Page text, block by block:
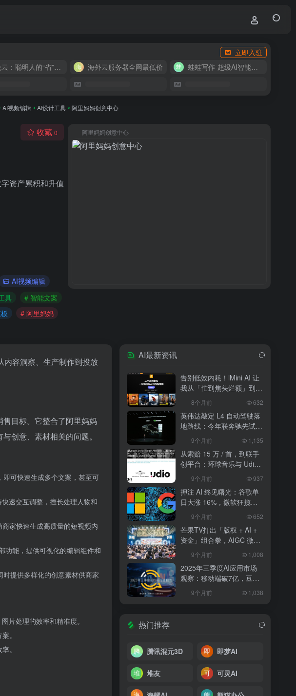
立即入驻
奇兔云：聪明人的“省”钱计划！ 海外云服务器全网最低价 蛙蛙写作-超级AI智能写作助手
AI视频编辑 • AI设计工具 • 阿里妈妈创意中心
收藏 0
资产累积和升值
AI视频编辑
具
# 智能文案
# 阿里妈妈
阿里妈妈创意中心
内容洞察、生产制作到投放
目标。它整合了阿里妈妈
创意、素材相关的问题。
即可快速生成多个文案，甚至可
速交互调整，擅长处理人物和
家快速生成高质量的短视频内
功能，提供可视化的编辑组件和
时提供多样化的创意素材供商家
片处理的效率和精准度。
。
。
AI最新资讯
告别低效内耗！iMini AI 让
我从「忙到焦头烂额」到
「下班准时打卡」
8个月前 632
英伟达敲定 L4 自动驾驶落
地路线：今年联奔驰先试
水，2027 年 10 万辆无人
出租上路
9个月前 1,135
从索赔 15 万 / 首，到联手
创平台：环球音乐与 Udio
和解，改写 AI 音乐行业规
9个月前 937
押注 AI 终见曙光：谷歌单
日大涨 16%，微软狂揽
18%，科技巨头的 “苦熬与
9个月前 652
芒果TV打出「版权 + AI +
资金」组合拳，AIGC 微短
剧行业将迎洗牌？
9个月前 1,008
2025年三季度AI应用市场
观察：移动端破7亿，豆包
异军突起
9个月前 1,038
热门推荐
腾讯混元3D 即梦AI
堆友 可灵AI